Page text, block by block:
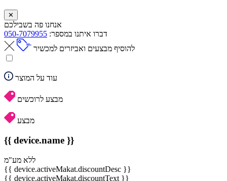
✕
אנחנו פה בשבילכם
דברו איתנו במספר: 050-7079955
להוסיף מבצעים ואביזרים למכשיר
עוד על המוצר
מבצע לרוכשים
מבצע
{{ device.name }}
ללא מע"מ
{{ device.activeMakat.discountDesc }}
{{ device.activeMakat.discountText }}